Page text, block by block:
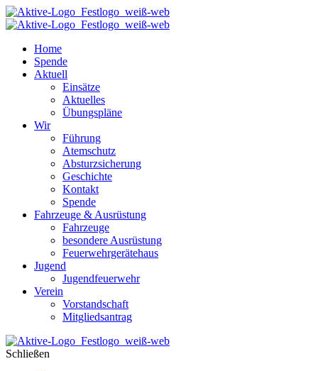
Home
Spende
Aktuell
Einsätze
Aktuelles
Übungspläne
Wir
Führung
Atemschutz
Absturzsicherung
Geschichte
Kontakt
Spende
Fahrzeuge & Ausrüstung
Fahrzeuge
besondere Ausrüstung
Feuerwehrgerätehaus
Jugend
Jugendfeuerwehr
Verein
Vorstandschaft
Mitgliedsantrag
Schließen